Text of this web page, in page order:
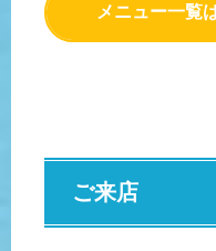
メニュー一覧
ご来店